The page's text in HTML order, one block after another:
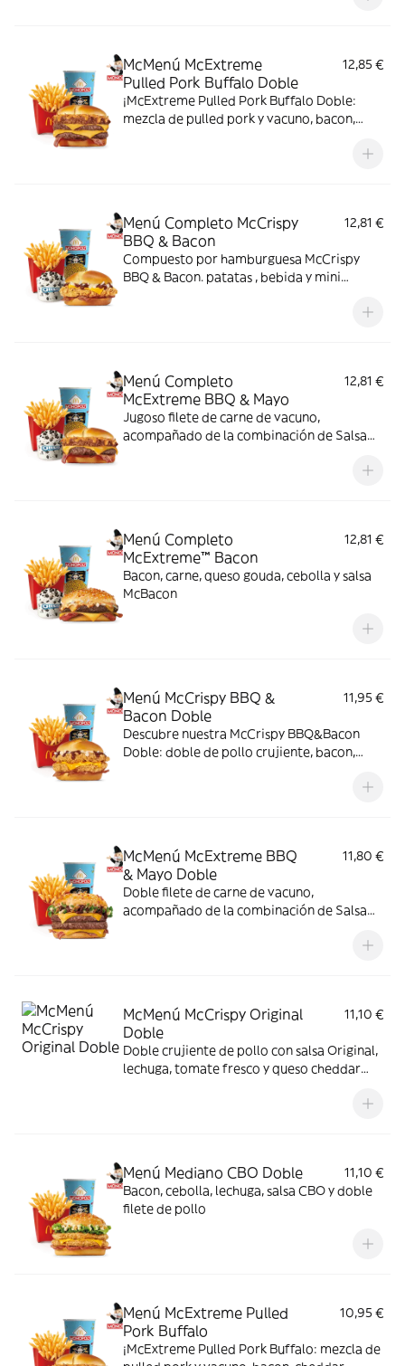
McMenú McExtreme
Pulled Pork Buffalo Doble
12,85 €
¡McExtreme Pulled Pork Buffalo Doble:
mezcla de pulled pork y vacuno, bacon,
Menú Completo McCrispy
BBQ & Bacon
12,81 €
Compuesto por hamburguesa McCrispy
BBQ & Bacon. patatas , bebida y mini
Menú Completo
McExtreme BBQ & Mayo
12,81 €
Jugoso filete de carne de vacuno,
acompañado de la combinación de Salsa
doble de cheddar, lechuga fresca y tiras de
Menú Completo
McExtreme™ Bacon
12,81 €
Bacon, carne, queso gouda, cebolla y salsa
McBacon
Menú McCrispy BBQ &
Bacon Doble
11,95 €
Descubre nuestra McCrispy BBQ&Bacon
Doble: doble de pollo crujiente, bacon,
McMenú McExtreme BBQ
& Mayo Doble
11,80 €
Doble filete de carne de vacuno,
acompañado de la combinación de Salsa
doble de cheddar, lechuga fresca y tiras de
McMenú McCrispy Original
Doble
11,10 €
Doble crujiente de pollo con salsa Original,
lechuga, tomate fresco y queso cheddar
Menú Mediano CBO Doble
11,10 €
Bacon, cebolla, lechuga, salsa CBO y doble
filete de pollo
Menú McExtreme Pulled
Pork Buffalo
10,95 €
¡McExtreme Pulled Pork Buffalo: mezcla de